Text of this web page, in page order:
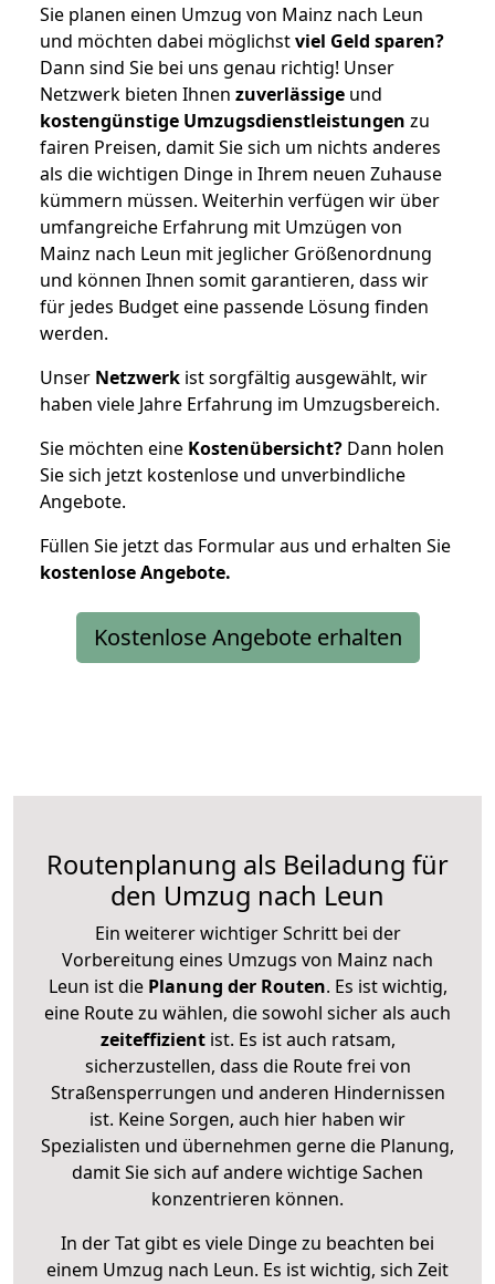
Sie planen einen Umzug von Mainz nach Leun
und möchten dabei möglichstviel Geld sparen?
Dann sind Sie bei uns genau richtig! Unser
Netzwerk bieten Ihnen zuverlässige und
kostengünstige Umzugsdienstleistungen zu
fairen Preisen, damit Sie sich um nichts anderes
als die wichtigen Dinge in Ihrem neuen Zuhause
kümmern müssen. Weiterhin verfügen wir über
umfangreiche Erfahrung mit Umzügen von
Mainz nach Leun mit jeglicher Größenordnung
und können Ihnen somit garantieren, dass wir
für jedes Budget eine passende Lösung finden
werden.
Unser Netzwerk ist sorgfältig ausgewählt, wir
haben viele Jahre Erfahrung im Umzugsbereich.
Sie möchten eine Kostenübersicht? Dann holen
Sie sich jetzt kostenlose und unverbindliche
Angebote.
Füllen Sie jetzt das Formular aus und erhalten Sie
kostenloseAngebote.
Kostenlose Angebote erhalten
Routenplanung als Beiladung für
den Umzug nach Leun
Ein weiterer wichtiger Schritt bei der
Vorbereitung eines Umzugs von Mainz nach
Leun ist diePlanung der Routen. Es ist wichtig,
eine Route zu wählen, die sowohl sicher als auch
zeiteffizientist. Es ist auch ratsam,
sicherzustellen, dass die Route frei von
Straßensperrungen und anderen Hindernissen
ist. Keine Sorgen, auch hier haben wir
Spezialisten und übernehmen gerne die Planung,
damit Sie sich auf andere wichtige Sachen
konzentrieren können.
In der Tat gibt es viele Dinge zu beachten bei
einem Umzug nach Leun. Es ist wichtig, sich Zeit